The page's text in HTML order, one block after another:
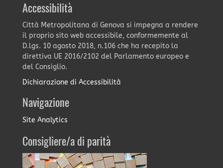
Accessibilità
Città Metropolitana di Genova si impegna a rendere
il proprio sito web accessibile, conformemente al
D.lgs. 10 agosto 2018, n.106 che ha recepito la
direttiva UE 2016/2102 del Parlamento europeo e
del Consiglio.
Dichiarazione di Accessibilità
Navigazione
Site Analytics
Consigliere/a di parità